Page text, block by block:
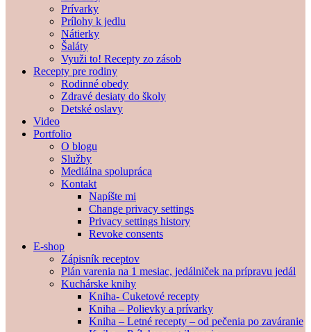
Prívarky
Prílohy k jedlu
Nátierky
Šaláty
Využi to! Recepty zo zásob
Recepty pre rodiny
Rodinné obedy
Zdravé desiaty do školy
Detské oslavy
Video
Portfolio
O blogu
Služby
Mediálna spolupráca
Kontakt
Napíšte mi
Change privacy settings
Privacy settings history
Revoke consents
E-shop
Zápisník receptov
Plán varenia na 1 mesiac, jedálniček na prípravu jedál
Kuchárske knihy
Kniha- Cuketové recepty
Kniha – Polievky a prívarky
Kniha – Letné recepty – od pečenia po zaváranie